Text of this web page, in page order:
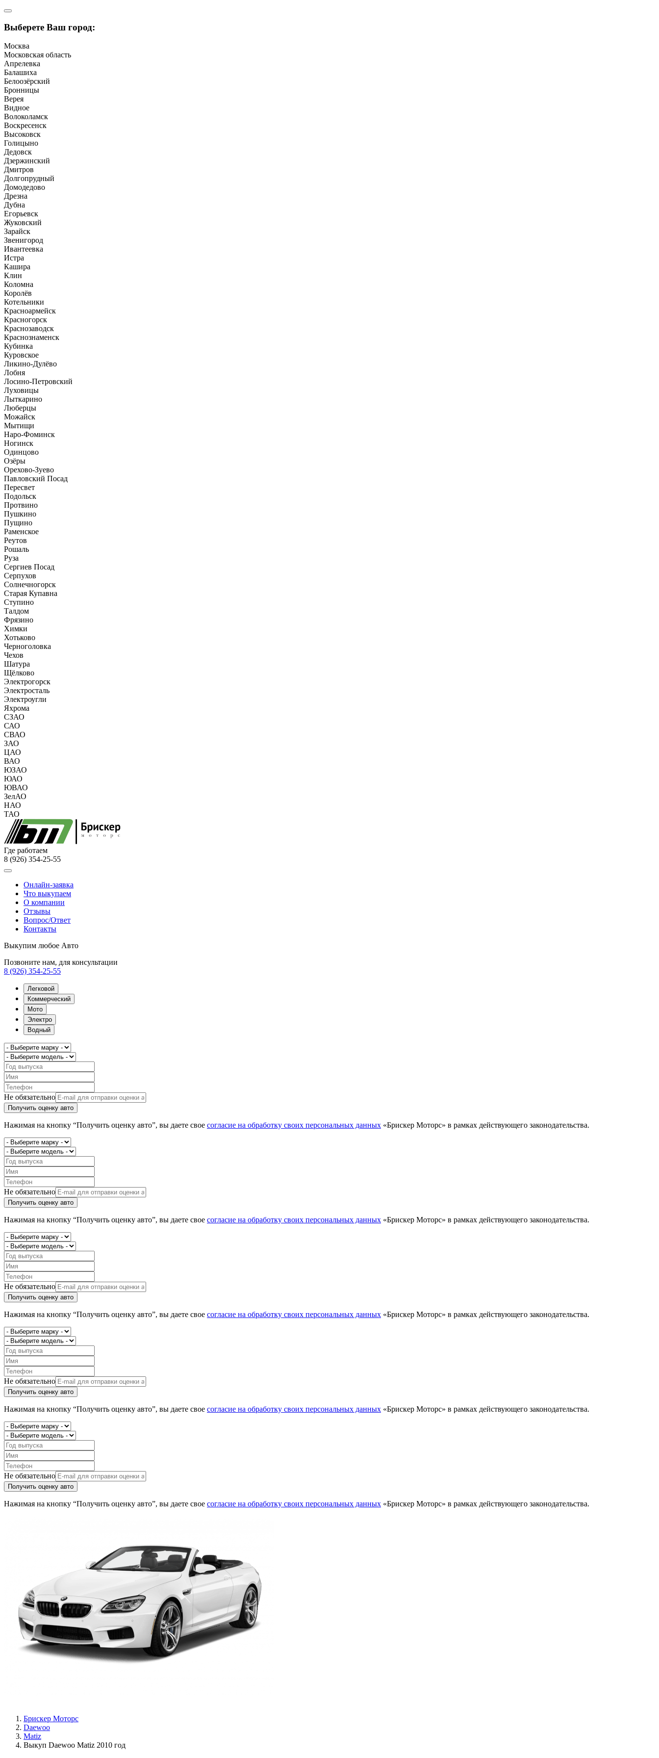
Выберете Ваш город:
Москва
Московская область
Апрелевка
Балашиха
Белоозёрский
Бронницы
Верея
Видное
Волоколамск
Воскресенск
Высоковск
Голицыно
Дедовск
Дзержинский
Дмитров
Долгопрудный
Домодедово
Дрезна
Дубна
Егорьевск
Жуковский
Зарайск
Звенигород
Ивантеевка
Истра
Кашира
Клин
Коломна
Королёв
Котельники
Красноармейск
Красногорск
Краснозаводск
Краснознаменск
Кубинка
Куровское
Ликино-Дулёво
Лобня
Лосино-Петровский
Луховицы
Лыткарино
Люберцы
Можайск
Мытищи
Наро-Фоминск
Ногинск
Одинцово
Озёры
Орехово-Зуево
Павловский Посад
Пересвет
Подольск
Протвино
Пушкино
Пущино
Раменское
Реутов
Рошаль
Руза
Сергиев Посад
Серпухов
Солнечногорск
Старая Купавна
Ступино
Талдом
Фрязино
Химки
Хотьково
Черноголовка
Чехов
Шатура
Щёлково
Электрогорск
Электросталь
Электроугли
Яхрома
СЗАО
САО
СВАО
ЗАО
ЦАО
ВАО
ЮЗАО
ЮАО
ЮВАО
ЗелАО
НАО
ТАО
Где работаем
8 (926) 354-25-55
Онлайн-заявка
Что выкупаем
О компании
Отзывы
Вопрос/Ответ
Контакты
Выкупим любое Авто
Позвоните нам, для консультации
8 (926) 354-25-55
Легковой
Коммерческий
Мото
Электро
Водный
Не обязательно
Получить оценку авто
Нажимая на кнопку “Получить оценку авто”, вы даете свое согласие на обработку своих персональных данных «Брискер Моторс» в рамках действующего законодательства.
Не обязательно
Получить оценку авто
Нажимая на кнопку “Получить оценку авто”, вы даете свое согласие на обработку своих персональных данных «Брискер Моторс» в рамках действующего законодательства.
Не обязательно
Получить оценку авто
Нажимая на кнопку “Получить оценку авто”, вы даете свое согласие на обработку своих персональных данных «Брискер Моторс» в рамках действующего законодательства.
Не обязательно
Получить оценку авто
Нажимая на кнопку “Получить оценку авто”, вы даете свое согласие на обработку своих персональных данных «Брискер Моторс» в рамках действующего законодательства.
Не обязательно
Получить оценку авто
Нажимая на кнопку “Получить оценку авто”, вы даете свое согласие на обработку своих персональных данных «Брискер Моторс» в рамках действующего законодательства.
Брискер Моторс
Daewoo
Matiz
Выкуп Daewoo Matiz 2010 год